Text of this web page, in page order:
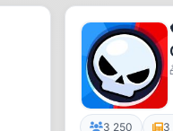
3 250 3